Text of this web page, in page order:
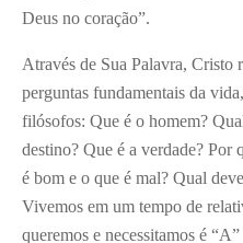
Deus no coração”.
Através de Sua Palavra, Cristo
perguntas fundamentais da
filósofos: Que é o homem?
destino? Que é a verdade? Por
é bom e o que é mal? Qual
Vivemos em um tempo de
queremos e necessitamos é